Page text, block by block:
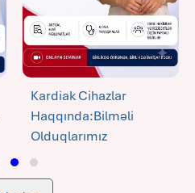
Kardiak Cihazlar
Haqqında:Bilməli
Olduqlarımız
07-07-2026